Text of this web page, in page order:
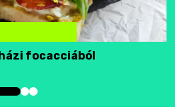
focacciából